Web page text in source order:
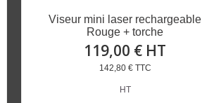
Viseur mini laser rechargeable
Rouge + torche
119,00 € HT
142,80 € TTC
HT